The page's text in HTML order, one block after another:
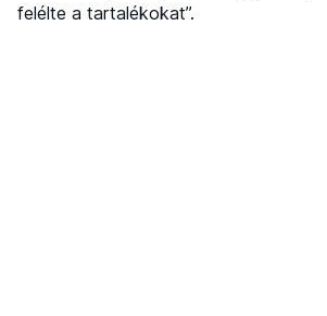
felélte a tartalékokat”.